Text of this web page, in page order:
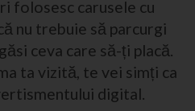
folosesc carusele cu
nu trebuie să parcurgi
ceva care să-ți placă.
ta vizită, te vei simți ca
digital.